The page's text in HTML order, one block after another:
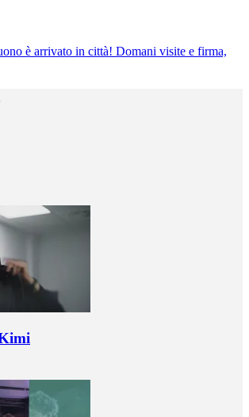
è arrivato in città! Domani visite e firma,